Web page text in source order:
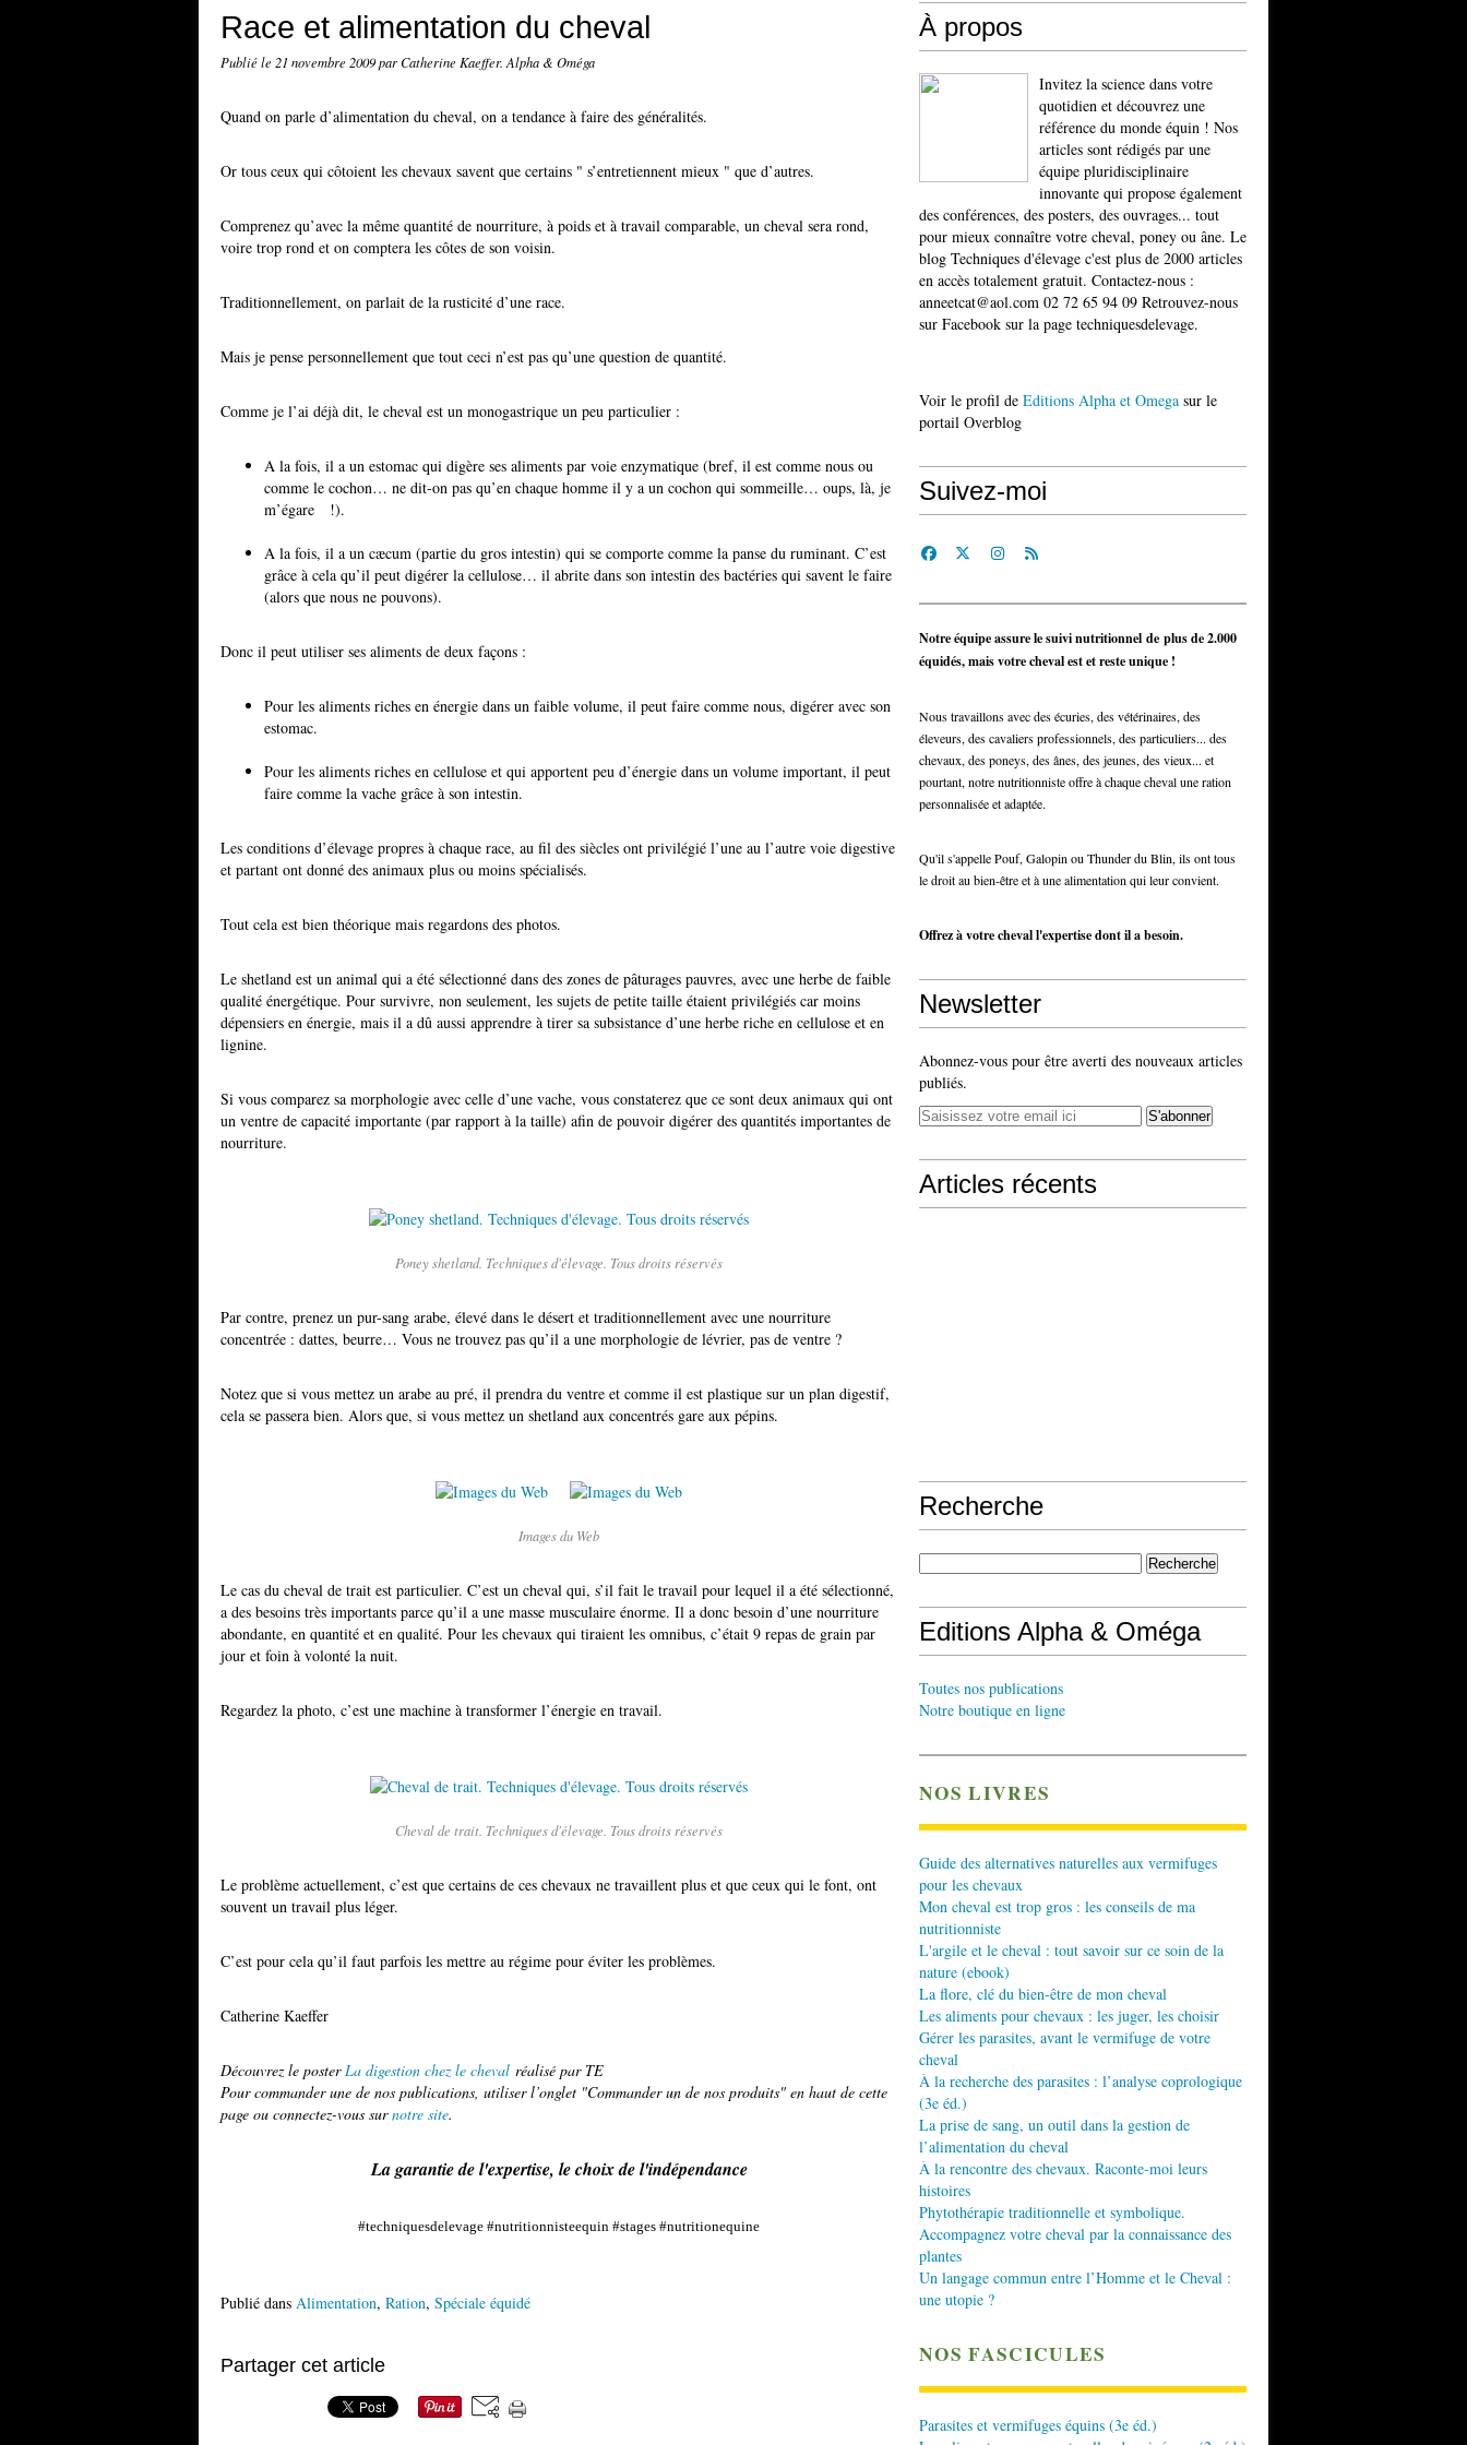
Race et alimentation du cheval
Publié le 21 novembre 2009par Catherine Kaeffer. Alpha & Oméga
Quand on parle d’alimentation du cheval, on a tendance à faire des généralités.
Or tous ceux qui côtoient les chevaux savent que certains " s’entretiennent mieux " que d’autres.
Comprenez qu’avec la même quantité de nourriture, à poids et à travail comparable, un cheval sera rond,
voire trop rond et on comptera les côtes de son voisin.
Traditionnellement, on parlait de la rusticité d’une race.
Mais je pense personnellement que tout ceci n’est pas qu’une question de quantité.
Comme je l’ai déjà dit, le cheval est un monogastrique un peu particulier :
A la fois, il a un estomac qui digère ses aliments par voie enzymatique (bref, il est comme nous ou
comme le cochon… ne dit-on pas qu’en chaque homme il y a un cochon qui sommeille… oups, là, je
m’égare !).
A la fois, il a un cæcum (partie du gros intestin) qui se comporte comme la panse du ruminant. C’est
grâce à cela qu’il peut digérer la cellulose… il abrite dans son intestin des bactéries qui savent le faire
(alors que nous ne pouvons).
Donc il peut utiliser ses aliments de deux façons :
Pour les aliments riches en énergie dans un faible volume, il peut faire comme nous, digérer avec son
estomac.
Pour les aliments riches en cellulose et qui apportent peu d’énergie dans un volume important, il peut
faire comme la vache grâce à son intestin.
Les conditions d’élevage propres à chaque race, au fil des siècles ont privilégié l’une au l’autre voie digestive
et partant ont donné des animaux plus ou moins spécialisés.
Tout cela est bien théorique mais regardons des photos.
Le shetland est un animal qui a été sélectionné dans des zones de pâturages pauvres, avec une herbe de faible
qualité énergétique. Pour survivre, non seulement, les sujets de petite taille étaient privilégiés car moins
dépensiers en énergie, mais il a dû aussi apprendre à tirer sa subsistance d’une herbe riche en cellulose et en
lignine.
Si vous comparez sa morphologie avec celle d’une vache, vous constaterez que ce sont deux animaux qui ont
un ventre de capacité importante (par rapport à la taille) afin de pouvoir digérer des quantités importantes de
nourriture.
Poney shetland. Techniques d'élevage. Tous droits réservés
Par contre, prenez un pur-sang arabe, élevé dans le désert et traditionnellement avec une nourriture
concentrée : dattes, beurre… Vous ne trouvez pas qu’il a une morphologie de lévrier, pas de ventre ?
Notez que si vous mettez un arabe au pré, il prendra du ventre et comme il est plastique sur un plan digestif,
cela se passera bien. Alors que, si vous mettez un shetland aux concentrés gare aux pépins.
Images du Web
Le cas du cheval de trait est particulier. C’est un cheval qui, s’il fait le travail pour lequel il a été sélectionné,
a des besoins très importants parce qu’il a une masse musculaire énorme. Il a donc besoin d’une nourriture
abondante, en quantité et en qualité. Pour les chevaux qui tiraient les omnibus, c’était 9 repas de grain par
jour et foin à volonté la nuit.
Regardez la photo, c’est une machine à transformer l’énergie en travail.
Cheval de trait. Techniques d'élevage. Tous droits réservés
Le problème actuellement, c’est que certains de ces chevaux ne travaillent plus et que ceux qui le font, ont
souvent un travail plus léger.
C’est pour cela qu’il faut parfois les mettre au régime pour éviter les problèmes.
Catherine Kaeffer
Découvrez le posterLa digestion chez le cheval réalisé par TE
Pour commander une de nos publications, utiliser l’onglet "Commander un de nos produits" en haut de cette
page ou connectez-vous surnotre site.
La garantie de l'expertise, le choix de l'indépendance
#techniquesdelevage #nutritionnisteequin #stages #nutritionequine
Publié dans Alimentation, Ration, Spéciale équidé
Partager cet article
À propos
Invitez la science dans votre
quotidien et découvrez une
référence du monde équin ! Nos
articles sont rédigés par une
équipe pluridisciplinaire
innovante qui propose également
des conférences, des posters, des ouvrages... tout
pour mieux connaître votre cheval, poney ou âne. Le
blog Techniques d'élevage c'est plus de 2000 articles
en accès totalement gratuit. Contactez-nous :
anneetcat@aol.com 02 72 65 94 09 Retrouvez-nous
sur Facebook sur la page techniquesdelevage.
Voir le profil de Editions Alpha et Omega sur le
portail Overblog
Suivez-moi
Notre équipe assure le suivi nutritionnel de plus de 2.000
équidés, mais votre cheval est et reste unique !
Nous travaillons avec des écuries, des vétérinaires, des
éleveurs, des cavaliers professionnels, des particuliers... des
chevaux, des poneys, des ânes, des jeunes, des vieux... et
pourtant, notre nutritionniste offre à chaque cheval une ration
personnalisée et adaptée.
Qu'il s'appelle Pouf, Galopin ou Thunder du Blin, ils ont tous
le droit au bien-être et à une alimentation qui leur convient.
Offrez à votre cheval l'expertise dont il a besoin.
Newsletter
Abonnez-vous pour être averti des nouveaux articles
publiés.
Articles récents
Recherche
Editions Alpha & Oméga
Toutes nos publications
Notre boutique en ligne
NOS LIVRES
Guide des alternatives naturelles aux vermifuges
pour les chevaux
Mon cheval est trop gros : les conseils de ma
nutritionniste
L'argile et le cheval : tout savoir sur ce soin de la
nature (ebook)
La flore, clé du bien-être de mon cheval
Les aliments pour chevaux : les juger, les choisir
Gérer les parasites, avant le vermifuge de votre
cheval
À la recherche des parasites : l’analyse coprologique
(3e éd.)
La prise de sang, un outil dans la gestion de
l’alimentation du cheval
À la rencontre des chevaux. Raconte-moi leurs
histoires
Phytothérapie traditionnelle et symbolique.
Accompagnez votre cheval par la connaissance des
plantes
Un langage commun entre l’Homme et le Cheval :
une utopie ?
NOS FASCICULES
Parasites et vermifuges équins (3e éd.)